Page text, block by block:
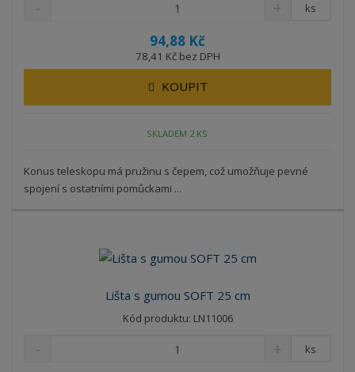
94,88 Kč
78,41 Kč bez DPH
ks
KOUPIT
SKLADEM 2 KS
Konus teleskopu má pružinu s čepem, což umožňuje pevné
spojení s ostatními pomůckami ...
Lišta s gumou SOFT 25 cm
Kód produktu: LN11006
ks